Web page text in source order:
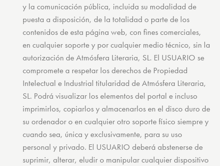
y la comunicación pública, incluida su modalidad de
puesta a disposición, de la totalidad o parte de los
contenidos de esta página web, con fines comerciales,
en cualquier soporte y por cualquier medio técnico, sin la
autorización de Atmósfera Literaria, SL. El USUARIO se
compromete a respetar los derechos de Propiedad
Intelectual e Industrial titularidad de Atmósfera Literaria,
SL. Podrá visualizar los elementos del portal e incluso
imprimirlos, copiarlos y almacenarlos en el disco duro de
su ordenador o en cualquier otro soporte físico siempre y
cuando sea, única y exclusivamente, para su uso
personal y privado. El USUARIO deberá abstenerse de
suprimir, alterar, eludir o manipular cualquier dispositivo